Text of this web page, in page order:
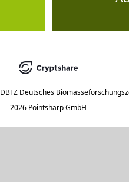
DBFZ Deutsches
2026 Pointsharp GmbH